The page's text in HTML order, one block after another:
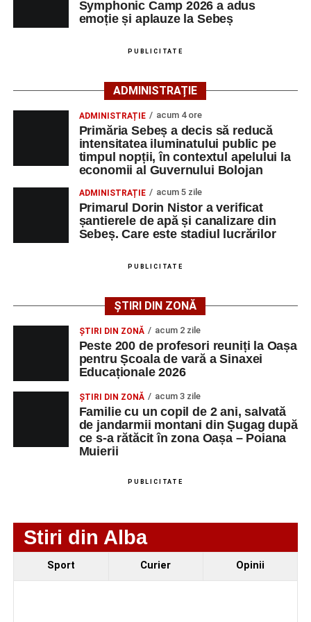
Urmărește-ne pe Google News
Primăria Sebeș a decis să reducă intensitatea
iluminatului public pe timpul nopții, în contextul
apelului la economii al Guvernului Bolojan
Duminică, 23 august 2026, Râpa Roșie găzduiește
cea de-a III-a ediție a concursului „CicloAventurier
de Sebeș”
Primul concert din cadrul String Symphonic Camp
2026 a adus emoție și aplauze la Sebeș
îndrumarea unor profesori și mentori.
au venit la Sebeș și au susținut un recital apreciat de
tinerilor muzicieni și munca depusă în cadrul taberei, iar
spectatorii au răsplătit prestațiile cu aplauze îndelungate.
Evenimentul face parte din programulString Symphonic
Camp 2026, proiect susținut de Rotary Club Alba Iulia
care urmărește să ofere tinerilor muzicieni oportunitatea
Symphonic Camp 2026 a adus
emoție și aplauze la Sebeș
PUBLICITATE
ADMINISTRAȚIE
ADMINISTRAȚIE acum 4 ore
Primăria Sebeș a decis să reducă
intensitatea iluminatului public pe
timpul nopții, în contextul apelului la
economii al Guvernului Bolojan
ADMINISTRAȚIE acum 5 zile
Primarul Dorin Nistor a verificat
șantierele de apă și canalizare din
Sebeș. Care este stadiul lucrărilor
PUBLICITATE
ȘTIRI DIN ZONĂ
ȘTIRI DIN ZONĂ acum 2 zile
Peste 200 de profesori reuniți la Oașa
pentru Școala de vară a Sinaxei
Educaționale 2026
ȘTIRI DIN ZONĂ acum 3 zile
Familie cu un copil de 2 ani, salvată
de jandarmii montani din Șugag după
ce s-a rătăcit în zona Oașa – Poiana
Muierii
PUBLICITATE
Stiri din Alba
Sport Curier Opinii